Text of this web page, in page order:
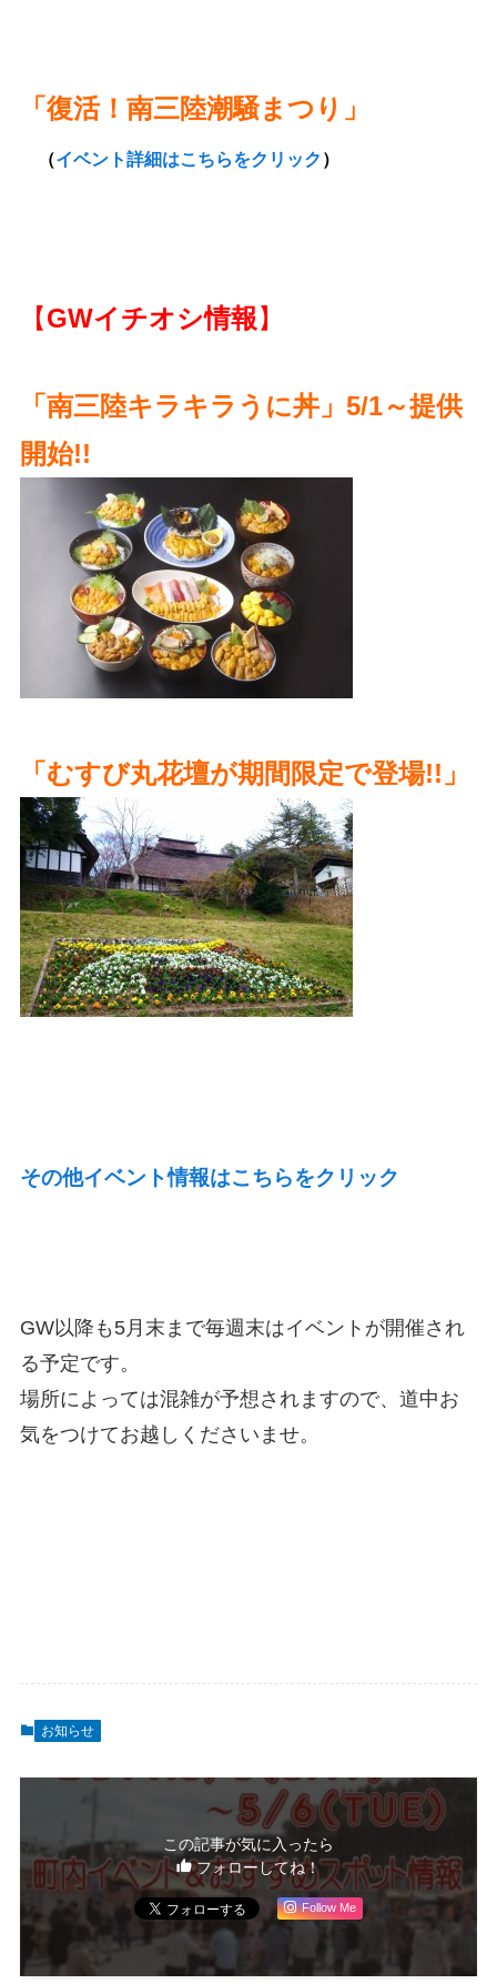
「復活！南三陸潮騒まつり」
（イベント詳細はこちらをクリック ）
【GWイチオシ情報】
「南三陸キラキラうに丼」5/1～提供
開始!!
「むすび丸花壇が期間限定で登場!!」
その他イベント情報はこちらをクリック
GW以降も5月末まで毎週末はイベントが開催され
る予定です。
場所によっては混雑が予想されますので、道中お
気をつけてお越しくださいませ。
お知らせ
この記事が気に入ったら
フォローしてね！
Follow Me